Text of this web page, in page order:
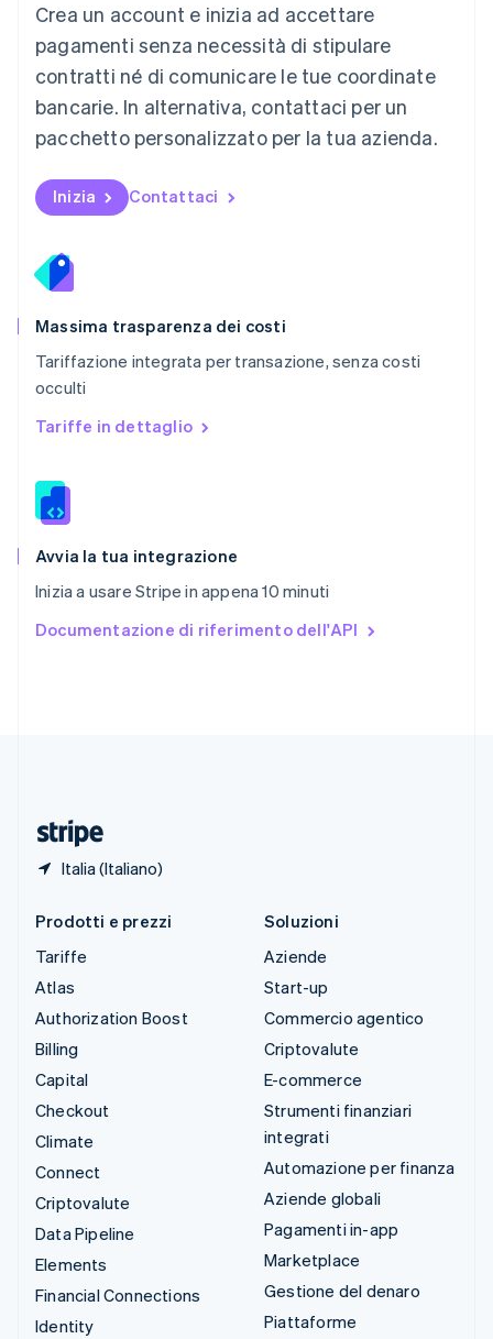
Crea un account e inizia ad accettare
pagamenti senza necessità di stipulare
contratti né di comunicare le tue coordinate
bancarie. In alternativa, contattaci per un
pacchetto personalizzato per la tua azienda.
Inizia Contattaci
Massima trasparenza dei costi
Tariffazione integrata per transazione, senza costi
occulti
Tariffe in dettaglio
Avvia la tua integrazione
Inizia a usare Stripe in appena 10 minuti
Documentazione di riferimento dell'API
Italia (Italiano)
EspañolEnglish
Norvegia
English
Nuova Zelanda
English
NederlandsEnglish
English
Portogallo
RAS di Hong Kong, Cina
English
English
English
Romania
English
Slovacchia
Slovenia
English Italiano
EspañolEnglish
English Español 简体中文
Prodotti e prezzi
Tariffe
Atlas
Authorization Boost
Billing
Capital
Checkout
Climate
Connect
Criptovalute
Data Pipeline
Elements
Financial Connections
Identity
Soluzioni
Aziende
Start-up
Commercio agentico
Criptovalute
E-commerce
Strumenti finanziari
integrati
Automazione per finanza
Aziende globali
Pagamenti in-app
Marketplace
Gestione del denaro
Piattaforme